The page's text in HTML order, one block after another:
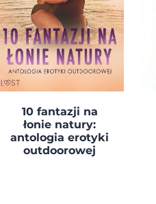
10 fantazji na
łonie natury:
antologia erotyki
outdoorowej